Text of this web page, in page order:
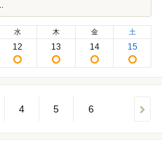
水
12
木
13
金
14
土
15
4 5 6